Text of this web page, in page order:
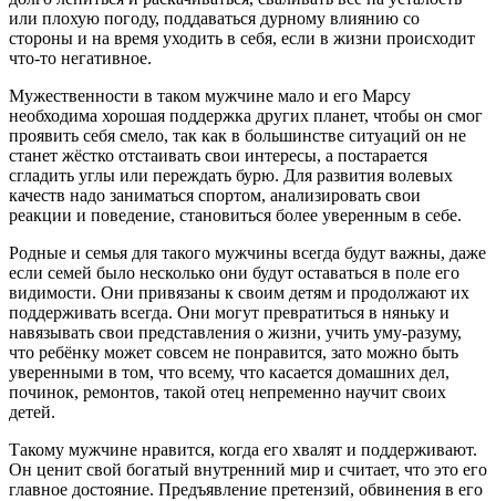
или плохую погоду, поддаваться дурному влиянию со
стороны и на время уходить в себя, если в жизни происходит
что-то негативное.
Мужественности в таком мужчине мало и его Марсу
необходима хорошая поддержка других планет, чтобы он смог
проявить себя смело, так как в большинстве ситуаций он не
станет жёстко отстаивать свои интересы, а постарается
сгладить углы или переждать бурю. Для развития волевых
качеств надо заниматься спортом, анализировать свои
реакции и поведение, становиться более уверенным в себе.
Родные и семья для такого мужчины всегда будут важны, даже
если семей было несколько они будут оставаться в поле его
видимости. Они привязаны к своим детям и продолжают их
поддерживать всегда. Они могут превратиться в няньку и
навязывать свои представления о жизни, учить уму-разуму,
что ребёнку может совсем не понравится, зато можно быть
уверенными в том, что всему, что касается домашних дел,
починок, ремонтов, такой отец непременно научит своих
детей.
Такому мужчине нравится, когда его хвалят и поддерживают.
Он ценит свой богатый внутренний мир и считает, что это его
главное достояние. Предъявление претензий, обвинения в его